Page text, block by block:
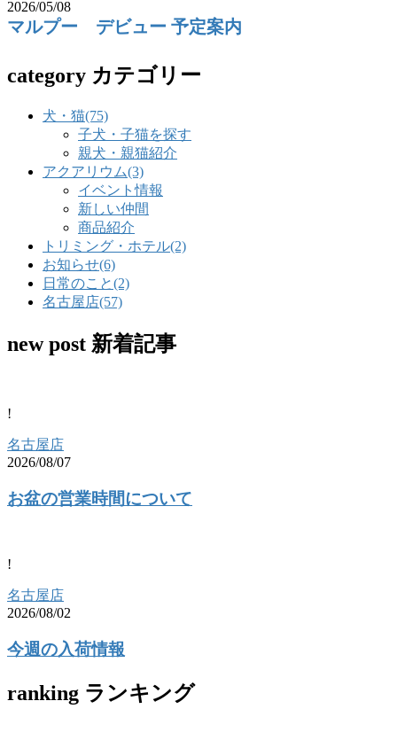
2026/05/08
マルプー デビュー 予定案内
category カテゴリー
犬・猫(75)
子犬・子猫を探す
親犬・親猫紹介
アクアリウム(3)
イベント情報
新しい仲間
商品紹介
トリミング・ホテル(2)
お知らせ(6)
日常のこと(2)
名古屋店(57)
new post 新着記事
!
名古屋店
2026/08/07
お盆の営業時間について
!
名古屋店
2026/08/02
今週の入荷情報
ranking ランキング